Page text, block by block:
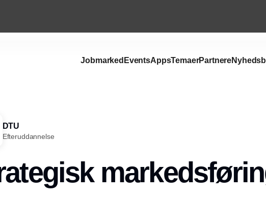
Jobmarked EventsAppsTemaerPartnere
DTU
Efteruddannelse